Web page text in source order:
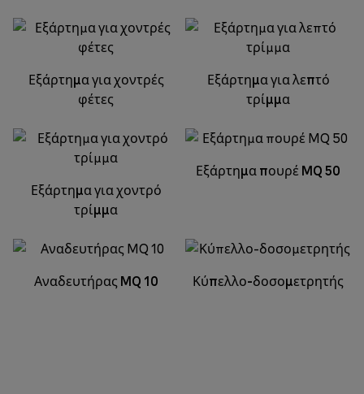
Εξάρτημα για χοντρές
φέτες
Εξάρτημα για λεπτό
τρίμμα
Εξάρτημα για χοντρό
τρίμμα
Εξάρτημα πουρέ MQ 50
Αναδευτήρας MQ 10 Κύπελλο-δοσομετρητής